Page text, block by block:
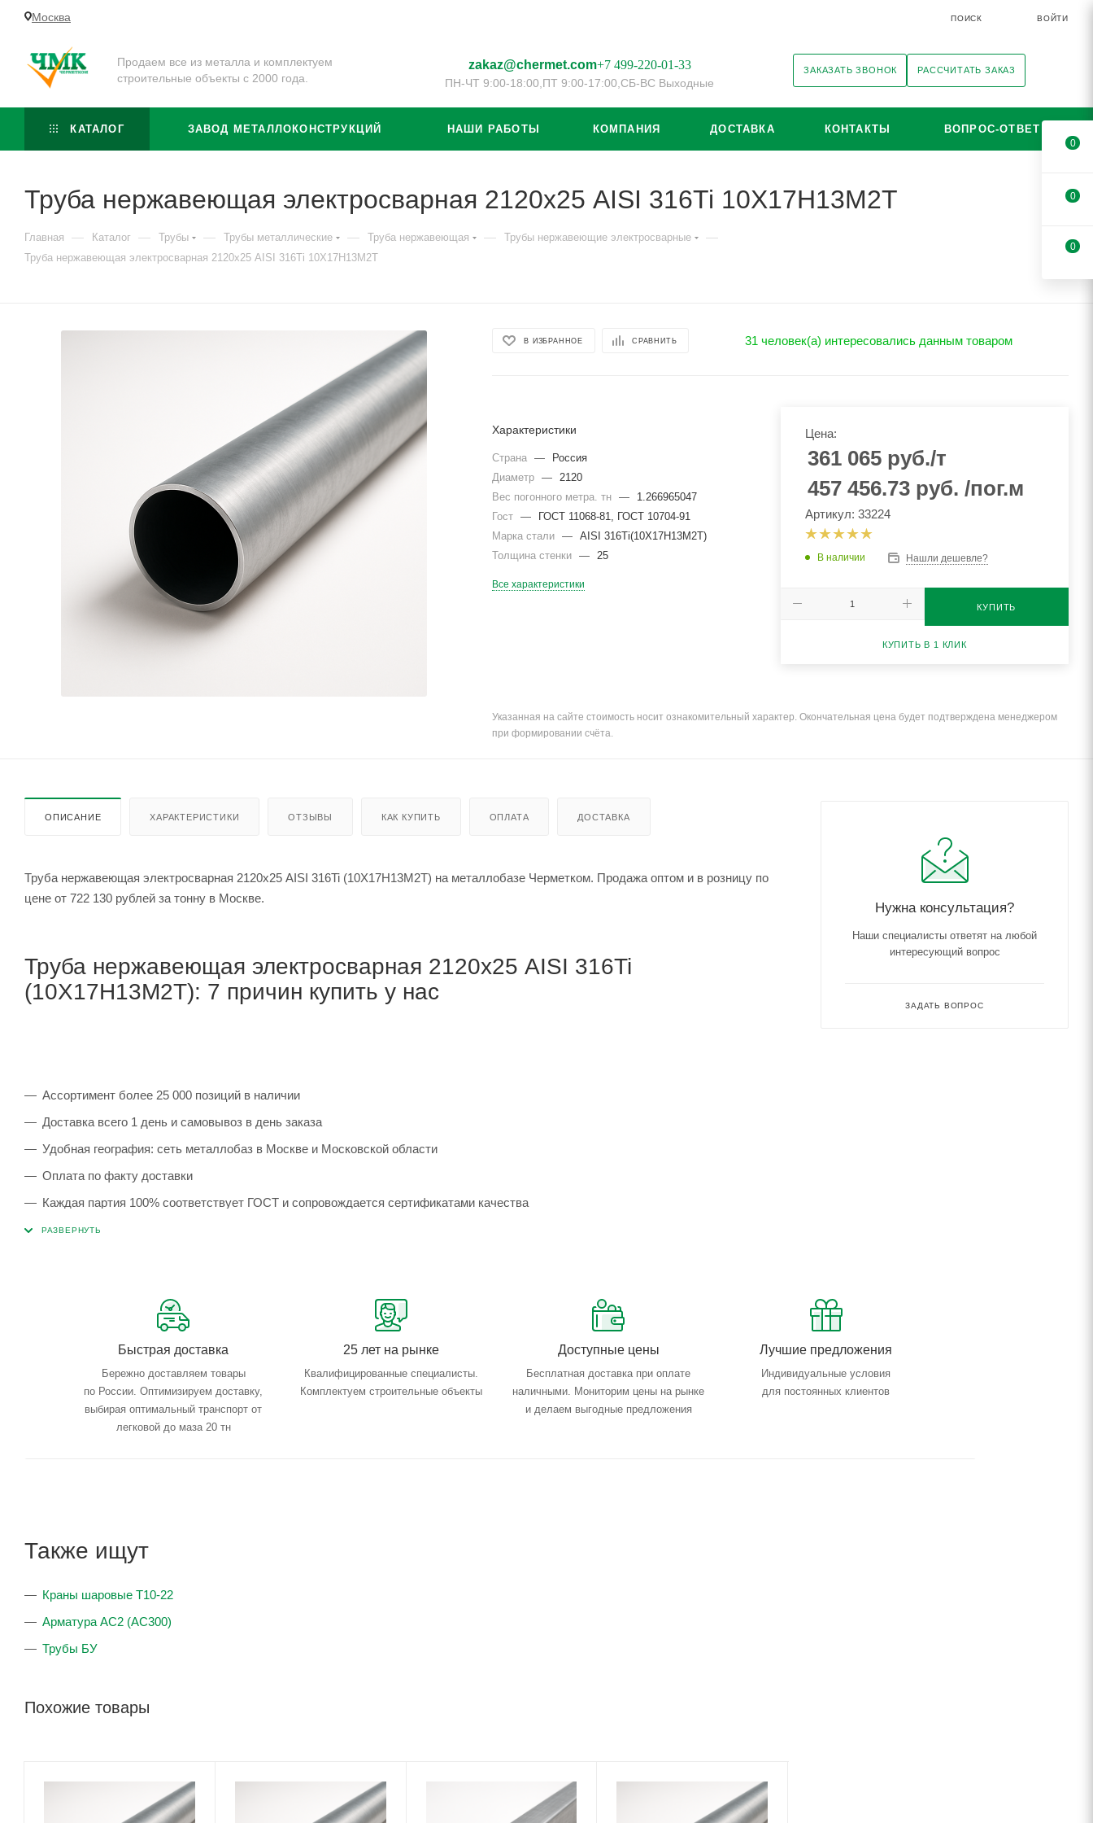
Москва ПОИСК ВОЙТИ
Продаем все из металла и комплектуем
строительные объекты с 2000 года.
zakaz@chermet.com+7 499-220-01-33
ПН-ЧТ 9:00-18:00, ПТ 9:00-17:00, СБ-ВС Выходные
ЗАКАЗАТЬ ЗВОНОК РАССЧИТАТЬ ЗАКАЗ
КАТАЛОГ ЗАВОД МЕТАЛЛОКОНСТРУКЦИЙ НАШИ РАБОТЫ КОМПАНИЯ ДОСТАВКА КОНТАКТЫ ВОПРОС-ОТВЕТ
Труба нержавеющая электросварная 2120х25 AISI 316Ti 10Х17Н13М2Т
Главная — Каталог — Трубы — Трубы металлические — Труба нержавеющая — Трубы нержавеющие электросварные —
Труба нержавеющая электросварная 2120х25 AISI 316Ti 10Х17Н13М2Т
В ИЗБРАННОЕ СРАВНИТЬ 31 человек(а) интересовались данным товаром
Характеристики
Страна —
Россия
Диаметр
—
2120
Вес погонного метра. тн
—
1.266965047
Гост
—
ГОСТ 11068-81, ГОСТ 10704-91
Марка стали
—
AISI 316Ti(10Х17Н13М2Т)
Толщина стенки
— 25
Все характеристики
Цена:
361 065руб./т
457 456.73 руб. /пог.м
Артикул: 33224
В наличии Нашли дешевле?
КУПИТЬ
КУПИТЬ В 1 КЛИК
Указанная на сайте стоимость носит ознакомительный характер. Окончательная цена будет подтверждена менеджером
при формировании счёта.
ОПИСАНИЕ ХАРАКТЕРИСТИКИ ОТЗЫВЫ КАК КУПИТЬ ОПЛАТА ДОСТАВКА
Труба нержавеющая электросварная 2120х25 AISI 316Ti (10Х17Н13М2Т) на металлобазе Черметком. Продажа оптом и в розницу по
цене от 722 130 рублей за тонну в Москве.
Труба нержавеющая электросварная 2120х25 AISI 316Ti
(10Х17Н13М2Т): 7 причин купить у нас
Ассортимент более 25 000 позиций в наличии
Доставка всего 1 день и самовывоз в день заказа
Удобная география: сеть металлобаз в Москве и Московской области
Оплата по факту доставки
Каждая партия 100% соответствует ГОСТ и сопровождается сертификатами качества
Сервисные услуги: резка, гибка, металлообработка
Быстрая доставка
Бережно доставляем товары
по России. Оптимизируем доставку,
выбирая оптимальный транспорт от
легковой до маза 20 тн
25 лет на рынке
Квалифицированные специалисты.
Комплектуем строительные объекты
Доступные цены
Бесплатная доставка при оплате
наличными. Мониторим цены на рынке
и делаем выгодные предложения
Лучшие предложения
Индивидуальные условия
для постоянных клиентов
Также ищут
Краны шаровые T10-22
Арматура АС2 (АС300)
Трубы БУ
Похожие товары
Нужна консультация?
Наши специалисты ответят на любой
интересующий вопрос
ЗАДАТЬ ВОПРОС
0
0
0